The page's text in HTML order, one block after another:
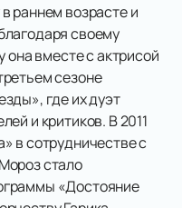
раннем возрасте и
своему
она вместе с актрисой
сезоне
где их дуэт
и критиков. В 2011
в сотрудничестве с
стало
«Достояние